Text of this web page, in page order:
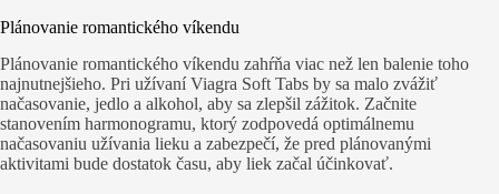
Plánovanie romantického víkendu
Plánovanie romantického víkendu zahŕňa viac než len balenie toho
najnutnejšieho. Pri užívaní Viagra Soft Tabs by sa malo zvážiť
načasovanie, jedlo a alkohol, aby sa zlepšil zážitok. Začnite
stanovením harmonogramu, ktorý zodpovedá optimálnemu
načasovaniu užívania lieku a zabezpečí, že pred plánovanými
aktivitami bude dostatok času, aby liek začal účinkovať.